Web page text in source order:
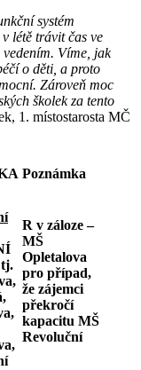
systém
létě trávit čas ve
Víme, jak
o děti, a proto
Zároveň moc
školek za tento
1. místostarosta MČ
Poznámka
R v záloze–
MŠ
Opletalova
pro případ,
že zájemci
překročí
kapacitu MŠ
Revoluční